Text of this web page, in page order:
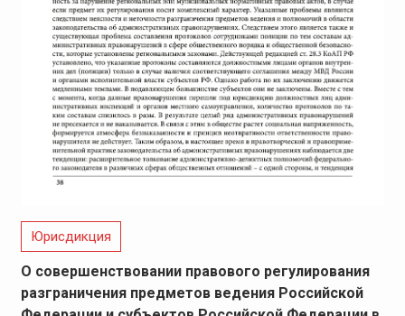
Юрисдикция
О совершенствовании правового регулирования
разграничения предметов ведения Российской